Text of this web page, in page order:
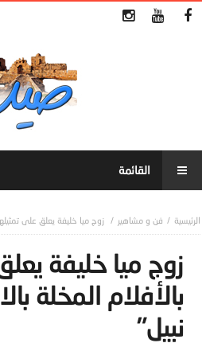
فن و مشاهير زوج ميا خليفة يعلق على
زوج ميا خليفة
بالأفلام المخلة
نبيل”